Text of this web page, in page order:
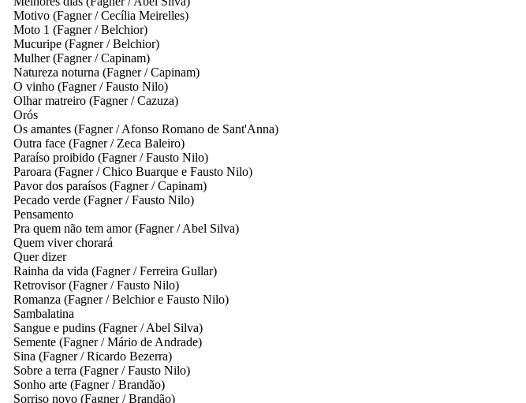
Motivo (Fagner / Cecília Meirelles)
Moto 1 (Fagner / Belchior)
Mucuripe (Fagner / Belchior)
Mulher(Fagner / Capinam)
Natureza noturna (Fagner / Capinam)
O vinho (Fagner / Fausto Nilo)
Olhar matreiro (Fagner / Cazuza)
Orós
Os amantes (Fagner / Afonso Romano de Sant'Anna)
Outra face (Fagner / Zeca Baleiro)
Paraíso proibido (Fagner / Fausto Nilo)
Paroara (Fagner / Chico Buarque e Fausto Nilo)
Pavor dos paraísos (Fagner / Capinam)
Pecado verde (Fagner / Fausto Nilo)
Pensamento
Pra quem não tem amor(Fagner / Abel Silva)
Quem viver chorará
Quer dizer
Rainha da vida (Fagner / Ferreira Gullar)
Retrovisor(Fagner / Fausto Nilo)
Romanza (Fagner / Belchior e Fausto Nilo)
Sambalatina
Sangue e pudins (Fagner / Abel Silva)
Semente (Fagner / Mário de Andrade)
Sina (Fagner / Ricardo Bezerra)
Sobre a terra (Fagner / Fausto Nilo)
Sonho arte (Fagner / Brandão)
Sorriso novo (Fagner / Brandão)